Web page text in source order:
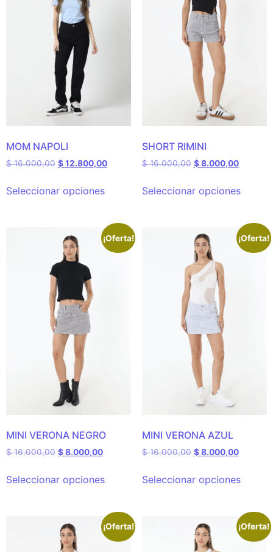
MOM NAPOLI
$16.000,00 $12.800,00
Seleccionar opciones
SHORT RIMINI
$16.000,00 $8.000,00
Seleccionar opciones
¡Oferta!
MINI VERONA NEGRO
$16.000,00 $8.000,00
Seleccionar opciones
¡Oferta!
MINI VERONA AZUL
$16.000,00 $8.000,00
Seleccionar opciones
¡Oferta! ¡Oferta!